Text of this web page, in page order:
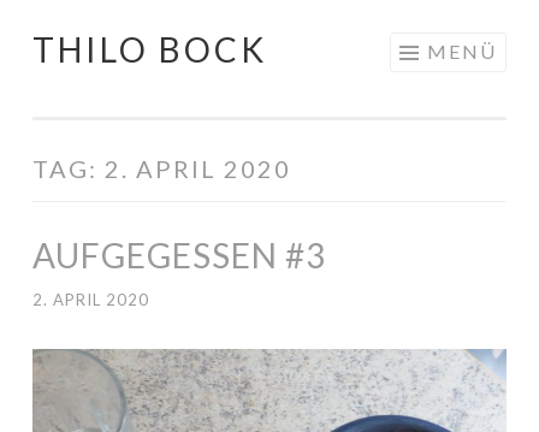
Springe
THILO BOCK MENÜ
TAG: 2. APRIL 2020
AUFGEGESSEN #3
2. APRIL 2020